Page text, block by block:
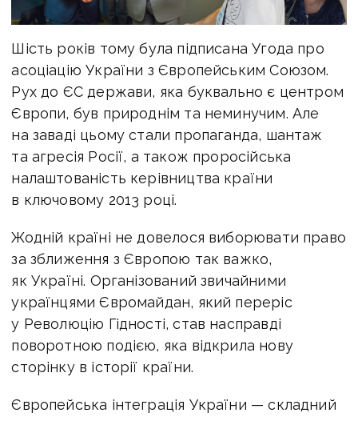
Шість років тому була підписана Угода про
асоціацію України з Європейським Союзом.
Рух до ЄС держави, яка буквально є центром
Європи, був природнім та неминучим. Але
на заваді цьому стали пропаганда, шантаж
та агресія Росії, а також проросійська
налаштованість керівництва країни
в ключовому 2013 році.
Жодній країні не довелося виборювати право
за зближення з Європою так важко,
як Україні. Організований звичайними
українцями Євромайдан, який переріс
у Революцію Гідності, став насправді
поворотною подією, яка відкрила нову
сторінку в історії країни.
Європейська інтеграція України — складний